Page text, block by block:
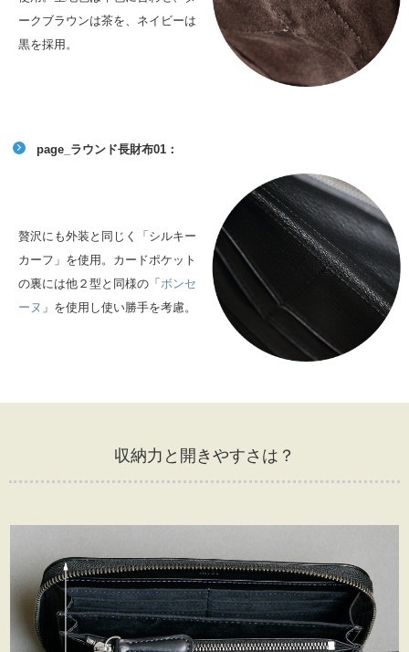
ークブラウンは茶を、ネイビーは
黒を採用。
page_ラウンド長財布01：
贅沢にも外装と同じく「シルキー
カーフ」を使用。カードポケット
の裏には他２型と同様の「ボンセ
ーヌ 」を使用し使い勝手を考慮。
収納力と開きやすさは？